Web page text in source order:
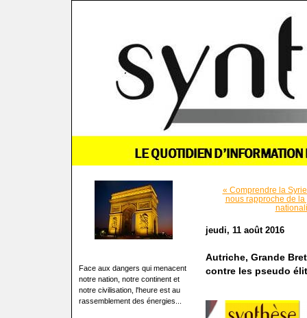
Face aux dangers qui menacent
notre nation, notre continent et
notre civilisation, l'heure est au
rassemblement des énergies...
« Comprendre la
nous rapproche de
jeudi, 11 août 2016
Autriche, Grande
contre les pseudo